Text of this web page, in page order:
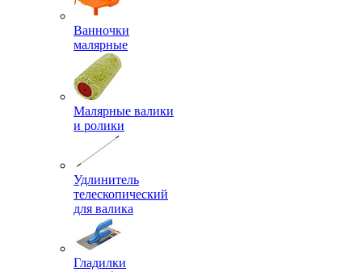
Ванночки
малярные
Малярные валики
и ролики
Удлинитель
телескопический
для валика
Гладилки